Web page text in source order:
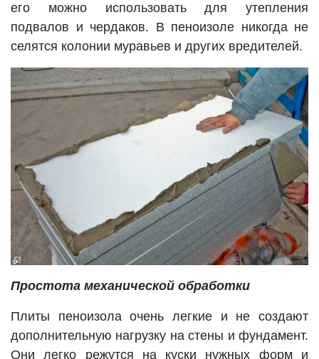
его можно использовать для утепления
подвалов и чердаков. В пеноизоле никогда не
селятся колонии муравьев и других вредителей.
Простота механической обработки
Плиты пеноизола очень легкие и не создают
дополнительную нагрузку на стены и фундамент.
Они легко режутся на куски нужных форм и